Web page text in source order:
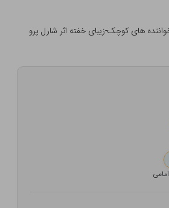
های کوچک-زیبای خفته اثر شارل پرو